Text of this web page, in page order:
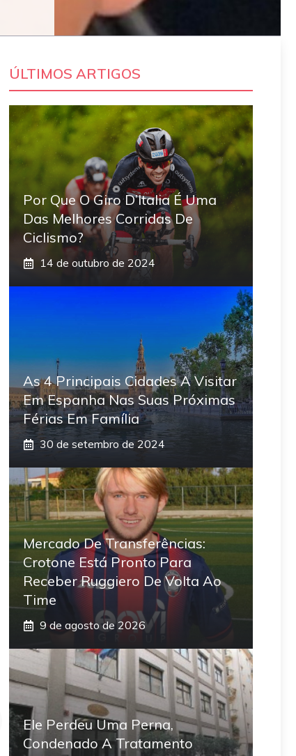
ÚLTIMOS ARTIGOS
Por Que O Giro D’Italia É Uma
Das Melhores Corridas De
Ciclismo?
14 de outubro de 2024
As 4 Principais Cidades A Visitar
Em Espanha Nas Suas Próximas
Férias Em Família
30 de setembro de 2024
Mercado De Transferências:
Crotone Está Pronto Para
Receber Ruggiero De Volta Ao
Time
9 de agosto de 2026
Ele Perdeu Uma Perna,
Condenado A Tratamento